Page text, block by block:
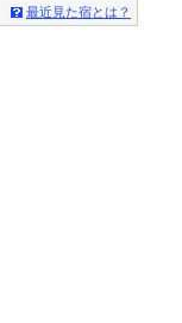
最近見た宿とは？